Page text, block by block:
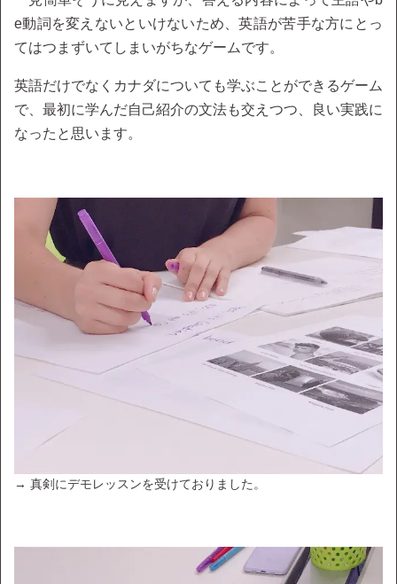
e動詞を変えないといけないため、英語が苦手な方にとっ
てはつまずいてしまいがちなゲームです。
英語だけでなくカナダについても学ぶことができるゲーム
で、最初に学んだ自己紹介の文法も交えつつ、良い実践に
なったと思います。
→ 真剣にデモレッスンを受けておりました。